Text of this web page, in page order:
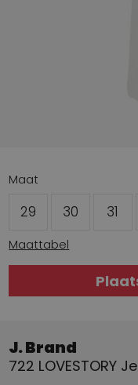
Maat
29 30 31
Maattabel
J. Brand
722 LOVESTORY